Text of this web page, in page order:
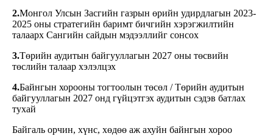
2.Монгол Улсын Засгийн газрын өрийн удирдлагын 2023-
2025 оны стратегийн баримт бичгийн хэрэгжилтийн
талаарх Сангийн сайдын мэдээллийг сонсох
3.Төрийн аудитын байгууллагын 2027 оны төсвийн
төслийн талаар хэлэлцэх
4.Байнгын хорооны тогтоолын төсөл / Төрийн аудитын
байгууллагын 2027 онд гүйцэтгэх аудитын сэдэв батлах
тухай
Байгаль орчин, хүнс, хөдөө аж ахуйн байнгын хороо